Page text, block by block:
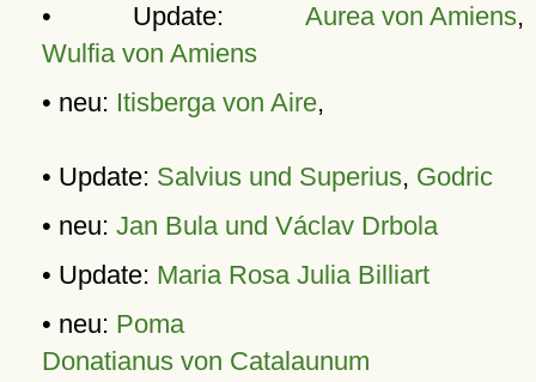
• Update: Aurea von Amiens,
Wulfia von Amiens
• neu: Itisberga von Aire,
• Update: Salvius und Superius, Godric
• neu: Jan Bula und Václav Drbola
• Update: Maria Rosa Julia Billiart
• neu: Poma
Donatianus von Catalaunum